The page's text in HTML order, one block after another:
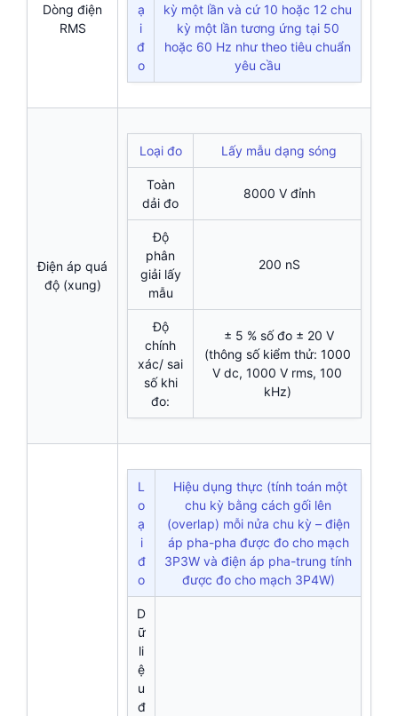
Dòng điện
RMS
ạ
i
đ
o
kỳ một lần và cứ 10 hoặc 12 chu
kỳ một lần tương ứng tại 50
hoặc 60 Hz như theo tiêu chuẩn
yêu cầu
Điện áp quá
độ (xung)
Loại đo Lấy mẫu dạng sóng
Toàn
dải đo
8000 V đỉnh
Độ
phân
giải lấy
mẫu
200 nS
Độ
chính
xác/ sai
số khi
đo:
± 5 % số đo ± 20 V
(thông số kiểm thử: 1000
V dc, 1000 V rms, 100
kHz)
L
o
ạ
i
đ
o
Hiệu dụng thực (tính toán một
chu kỳ bằng cách gối lên
(overlap) mỗi nửa chu kỳ – điện
áp pha-pha được đo cho mạch
3P3W và điện áp pha-trung tính
được đo cho mạch 3P4W)
D
ữ
li
ệ
u
đ